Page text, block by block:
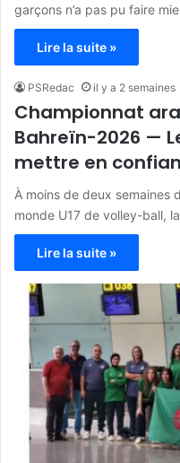
garçons n’a pas pu faire
Lire la suite »
PSRedac il y a 2 semaines
Championnat
Bahreïn-2026 —
mettre en
À moins de deux semaines
monde U17 de volley-ball,
Lire la suite »